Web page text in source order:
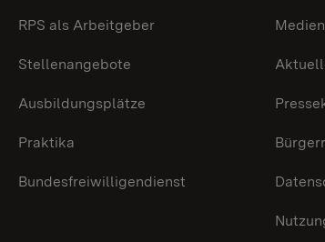
RPS als Arbeitgeber
Stellenangebote
Ausbildungsplätze
Praktika
Bundesfreiwilligendienst